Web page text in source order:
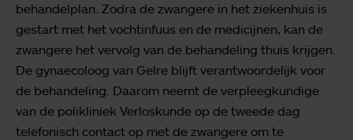
behandelplan. Zodra de zwangere in het ziekenhuis is
gestart met het vochtinfuus en de medicijnen, kan de
zwangere het vervolg van de behandeling thuis krijgen.
De gynaecoloog van Gelre blijft verantwoordelijk voor
de behandeling. Daarom neemt de verpleegkundige
van de polikliniek Verloskunde op de tweede dag
telefonisch contact op met de zwangere om te